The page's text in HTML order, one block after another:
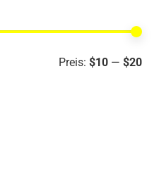
Preis: $10 — $20